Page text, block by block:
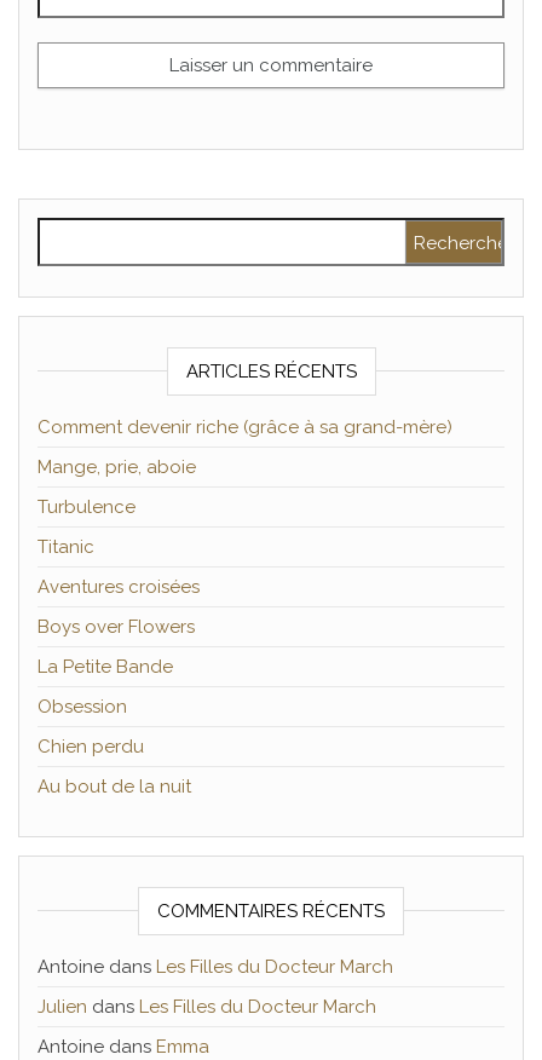
ARTICLES RÉCENTS
Comment devenir riche (grâce à sa grand-mère)
Mange, prie, aboie
Turbulence
Titanic
Aventures croisées
Boys over Flowers
La Petite Bande
Obsession
Chien perdu
Au bout de la nuit
COMMENTAIRES RÉCENTS
Antoine dans Les Filles du Docteur March
Julien dans Les Filles du Docteur March
Antoine dans Emma